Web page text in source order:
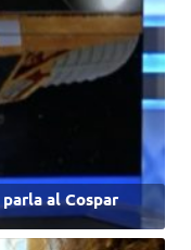
al Cospar